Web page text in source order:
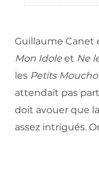
Guillaume Canet
Mon Idole et Ne
les Petits
attendait pas
doit avouer que
assez intrigués.